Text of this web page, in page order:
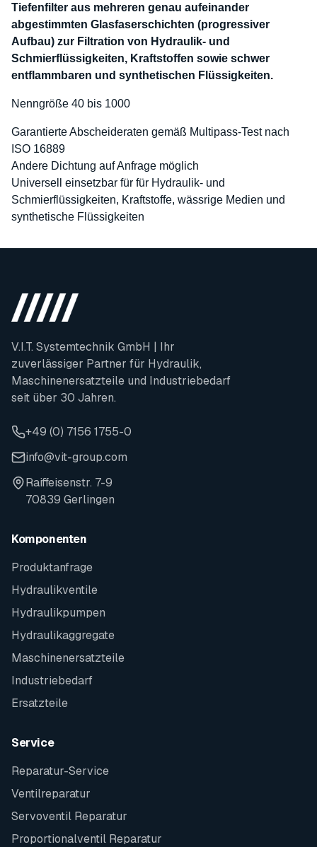
Tiefenfilter aus mehreren genau aufeinander
abgestimmten Glasfaserschichten (progressiver
Aufbau) zur Filtration von Hydraulik- und
Schmierflüssigkeiten, Kraftstoffen sowie schwer
entflammbaren und synthetischen Flüssigkeiten.
Nenngröße 40 bis 1000
Garantierte Abscheideraten gemäß Multipass-Test nach
ISO 16889
Andere Dichtung auf Anfrage möglich
Universell einsetzbar für für Hydraulik- und
Schmierflüssigkeiten, Kraftstoffe, wässrige Medien und
synthetische Flüssigkeiten
V.I.T. Systemtechnik GmbH | Ihr
zuverlässiger Partner für Hydraulik,
Maschinenersatzteile und Industriebedarf
seit über 30 Jahren.
+49 (0) 7156 1755-0
info@vit-group.com
Raiffeisenstr. 7-9
70839 Gerlingen
Komponenten
Produktanfrage
Hydraulikventile
Hydraulikpumpen
Hydraulikaggregate
Maschinenersatzteile
Industriebedarf
Ersatzteile
Service
Reparatur-Service
Ventilreparatur
Servoventil Reparatur
Proportionalventil Reparatur